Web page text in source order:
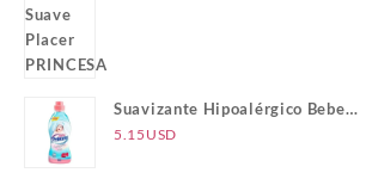
Suavizante Hipoalérgico Bebe
PRINCESA
5.15 USD